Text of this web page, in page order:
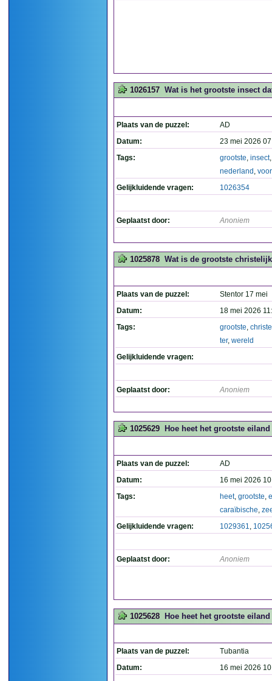
1026157 Wat is het grootste insect
Plaats van de puzzel:
AD
Datum:
23 mei 2026
Tags:
grootste, insect,
nederland ,
Gelijkluidende vragen:
1026354
Geplaatst door: Anoniem
1025878 Wat is de grootste
Plaats van de puzzel:
Stentor 17 mei
Datum:
18 mei 2026
Tags:
grootste,
ter, wereld
Gelijkluidende vragen:
Geplaatst door: Anoniem
1025629 Hoe heet het grootste
Plaats van de puzzel:
AD
Datum:
16 mei 2026
Tags:
heet, grootste,
caraïbische,
Gelijkluidende vragen:
1029361,
Geplaatst door: Anoniem
1025628 Hoe heet het grootste
Plaats van de puzzel:
Tubantia
Datum:
16 mei 2026